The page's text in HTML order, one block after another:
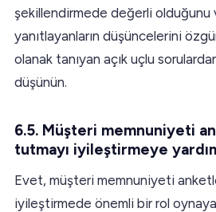
şekillendirmede değerli olduğunu
yanıtlayanların düşüncelerini
olanak tanıyan açık uçlu
düşünün.
6.5. Müşteri memnuniyeti
tutmayı iyileştirmeye
Evet, müşteri memnuniyeti
iyileştirmede önemli bir rol